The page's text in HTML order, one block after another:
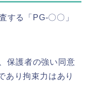
する「PG-〇〇」
保護者の強い同意
あり拘束力はあり